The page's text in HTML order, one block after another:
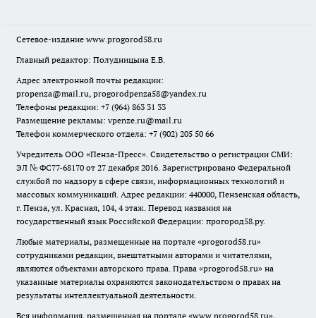
Сетевое-издание www.progorod58.ru
Главный редактор: Полудницына Е.В.
Адрес электронной почты редакции:
propenza@mail.ru, progorodpenza58@yandex.ru
Телефоны редакции: +7 (964) 863 31 33
Размещение рекламы: vpenze.ru@mail.ru
Телефон коммерческого отдела: +7 (902) 205 50 66
Учредитель ООО «Пенза-Пресс». Свидетельство о регистрации СМИ:
ЭЛ № ФС77-68170 от 27 декабря 2016. Зарегистрировано Федеральной
службой по надзору в сфере связи, информационных технологий и
массовых коммуникаций. Адрес редакции: 440000, Пензенская область,
г. Пенза, ул. Красная, 104, 4 этаж. Перевод названия на
государственный язык Российской Федерации: прогород58.ру.
Любые материалы, размещенные на портале «progorod58.ru»
сотрудниками редакции, внештатными авторами и читателями,
являются объектами авторского права. Права «progorod58.ru» на
указанные материалы охраняются законодательством о правах на
результаты интеллектуальной деятельности.
Вся информация, размещенная на портале «www.progorod58.ru»,